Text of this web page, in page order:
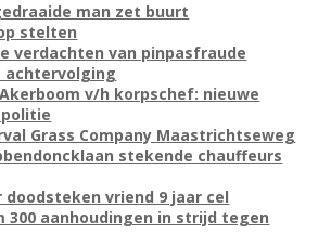
man zet buurt
stelten
verdachten van pinpasfraude
achtervolging
v/h korpschef: nieuwe
Grass Company Maastrichtseweg
stekende chauffeurs
doodsteken vriend 9 jaar cel
300 aanhoudingen in strijd tegen